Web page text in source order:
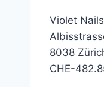
Violet
8038
CHE-